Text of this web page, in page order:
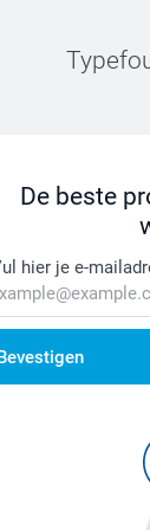
De beste
hier je e-